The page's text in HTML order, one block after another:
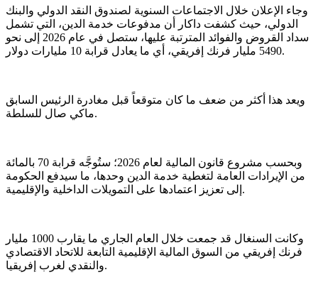
وجاء الإعلان خلال الاجتماعات السنوية لصندوق النقد الدولي والبنك
الدولي، حيث كشفت داكار أن مدفوعات خدمة الدين، التي تشمل
سداد القروض والفوائد المترتبة عليها، ستصل في عام 2026 إلى نحو
5490 مليار فرنك إفريقي، أي ما يعادل قرابة 10 مليارات دولار.
ويعد هذا أكثر من ضعف ما كان متوقعاً قبل مغادرة الرئيس السابق
ماكي صال للسلطة.
وبحسب مشروع قانون المالية لعام 2026؛ ستُوجَّه قرابة 70 بالمائة
من الإيرادات العامة لتغطية خدمة الدين وحدها، ما سيدفع الحكومة
إلى تعزيز اعتمادها على التمويلات الداخلية والإقليمية.
وكانت السنغال قد جمعت خلال العام الجاري ما يقارب 1000 مليار
فرنك إفريقي من السوق المالية الإقليمية التابعة للاتحاد الاقتصادي
والنقدي لغرب إفريقيا.